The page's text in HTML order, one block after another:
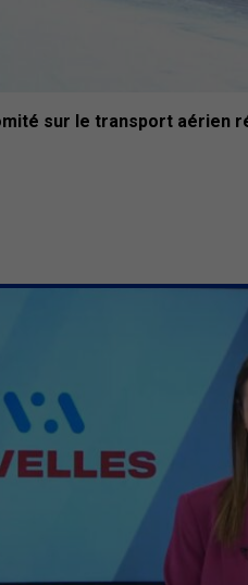
sur le transport aérien